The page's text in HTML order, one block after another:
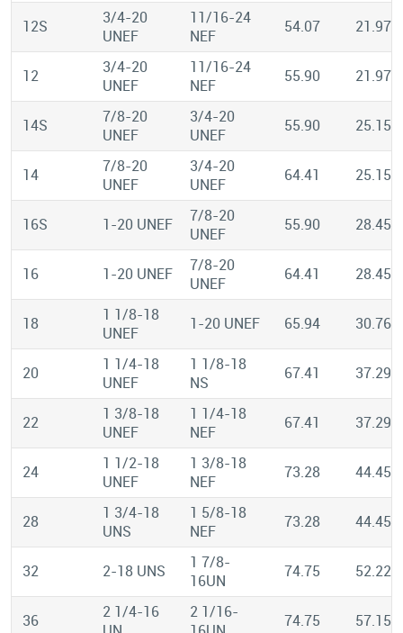
12S
3/4-20
UNEF
11/16-24
NEF
54.07 21.97
12
3/4-20
UNEF
11/16-24
NEF
55.90 21.97
14S
7/8-20
UNEF
3/4-20
UNEF
55.90 25.15
14
7/8-20
UNEF
3/4-20
UNEF
64.41 25.15
16S 1-20 UNEF
7/8-20
UNEF
55.90 28.45
16 1-20 UNEF
7/8-20
UNEF
64.41 28.45
18
1 1/8-18
UNEF
1-20 UNEF 65.94 30.76
20
1 1/4-18
UNEF
1 1/8-18
NS
67.41 37.29
22
1 3/8-18
UNEF
1 1/4-18
NEF
67.41 37.29
24
1 1/2-18
UNEF
1 3/8-18
NEF
73.28 44.45
28
1 3/4-18
UNS
1 5/8-18
NEF
73.28 44.45
32 2-18 UNS
1 7/8-
16UN
74.75 52.22
36
2 1/4-16
2 1/16-
74.75 57.15